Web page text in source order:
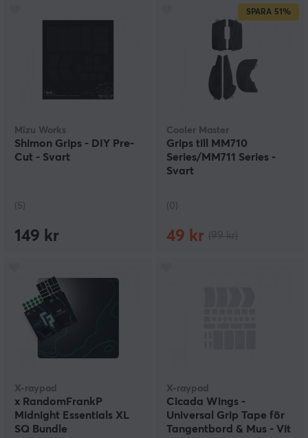
Mizu Works
Shimon Grips - DIY Pre-
Cut - Svart
(5)
149 kr
SPARA 51%
Cooler Master
Grips till MM710
Series/MM711 Series -
Svart
(0)
49 kr
X-raypad
x RandomFrankP
Midnight Essentials XL
SQ Bundle
X-raypad
Cicada Wings -
Universal Grip Tape för
Tangentbord & Mus - Vit